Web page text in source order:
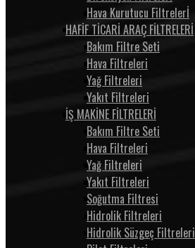
Hava Kurutucu Filtrelerİ
HAFİF TİCARİ ARAÇ FİLTRELERİ
Bakım Filtre Seti
Hava Filtreleri
Yağ Filtreleri
Yakıt Filtreleri
İŞ MAKİNE FİLTRELERİ
Bakım Filtre Seti
Hava Filtreleri
Yağ Filtreleri
Yakıt Filtreleri
Soğutma Filtresi
Hidrolik Filtreleri
Hidrolik Süzgeç Filtreleri